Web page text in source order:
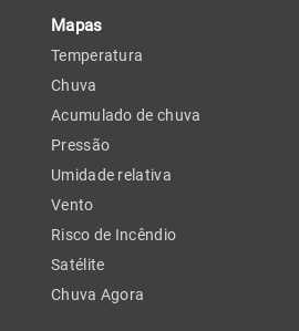
Mapas
Temperatura
Chuva
Acumulado de chuva
Pressão
Umidade relativa
Vento
Risco de Incêndio
Satélite
Chuva Agora